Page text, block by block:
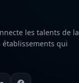
les talents de la
établissements qui